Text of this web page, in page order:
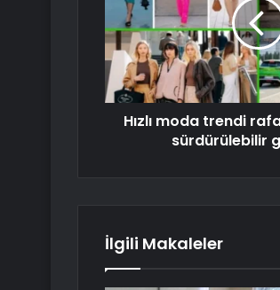
Hızlı moda trendi
sürdürülebilir
İlgili Makaleler